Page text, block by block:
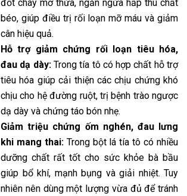
đốt cháy mỡ thừa, ngăn ngừa hấp thu chất
béo, giúp điều trị rối loạn mỡ máu và giảm
cân hiệu quả.
Hỗ trợ giảm chứng rối loạn tiêu hóa,
đau dạ dày:Trong tía tô có hợp chất hỗ trợ
tiêu hóa giúp cải thiện các chịu chứng khó
chịu cho hệ đường ruột, trị bệnh trào ngược
dạ dày và chứng táo bón nhẹ.
Giảm triệu chứng ốm nghén, đau lưng
khi mang thai:Trong bột lá tía tô có nhiều
dưỡng chất rất tốt cho sức khỏe bà bầu
giúp bổ khí, mạnh bụng và giải nhiệt. Tuy
nhiên nên dùng một lượng vừa đủ để tránh